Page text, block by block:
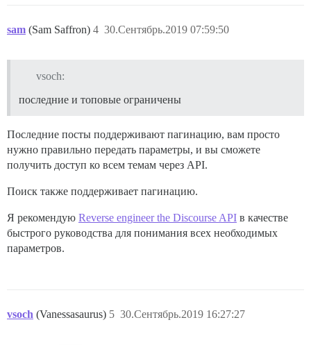
sam (Sam Saffron) 30.Сентябрь.2019 07:59:50
4
vsoch:
последние и топовые ограничены
Последние посты поддерживают пагинацию, вам просто
нужно правильно передать параметры, и вы сможете
получить доступ ко всем темам через API.
Поиск также поддерживает пагинацию.
Я рекомендую Reverse engineer the Discourse API в качестве
быстрого руководства для понимания всех необходимых
параметров.
vsoch (Vanessasaurus) 30.Сентябрь.2019 16:27:27
5